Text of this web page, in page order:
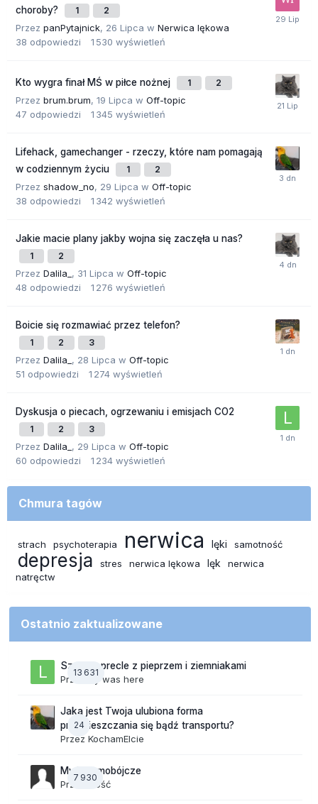
choroby?
1 2
Przez panPytajnick, 26 Lipca w Nerwica lękowa
38 odpowiedzi 1 530 wyświetleń
Kto wygra finał MŚ w piłce nożnej 1 2
Przez brum.brum, 19 Lipca w Off-topic
47 odpowiedzi 1 345 wyświetleń
Lifehack, gamechanger - rzeczy, które nam pomagają
w codziennym życiu
1 2
Przez shadow_no, 29 Lipca w Off-topic
38 odpowiedzi 1 342 wyświetleń
Jakie macie plany jakby wojna się zaczęła u nas?
1 2
Przez Dalila_ , 31 Lipca w Off-topic
48 odpowiedzi 1 276 wyświetleń
Boicie się rozmawiać przez telefon?
1 2 3
Przez Dalila_ , 28 Lipca w Off-topic
51 odpowiedzi 1 274 wyświetleń
Dyskusja o piecach, ogrzewaniu i emisjach CO2
1 2 3
Przez Dalila_ , 29 Lipca w Off-topic
60 odpowiedzi 1 234 wyświetleń
Chmura tagów
strach psychoterapia nerwica lęki samotność
depresja stres nerwica lękowa lęk
nerwica
natręctw
Ostatnio zaktualizowane
13 631
Szalone precle z pieprzem i ziemniakami
Przez lily was here
24
Jaka jest Twoja ulubiona forma
przemieszczania się bądź transportu?
Przez KochamElcie
7 930
Myśli samobójcze
Przez Gość